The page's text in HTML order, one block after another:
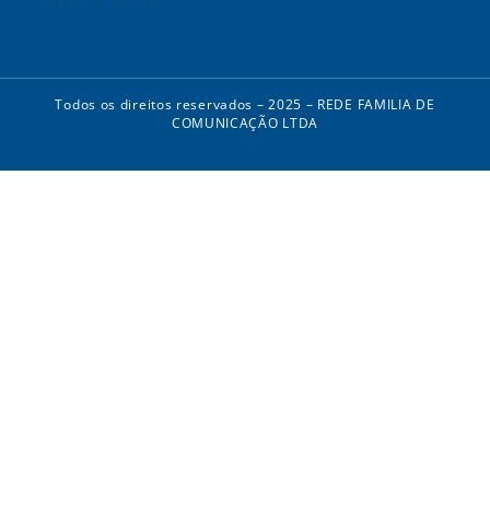
Todos os direitos reservados – 2025 – REDE FAMILIA DE
COMUNICAÇÃO LTDA